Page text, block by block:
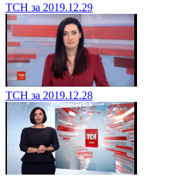
ТСН за 2019.12.29
ТСН за 2019.12.28